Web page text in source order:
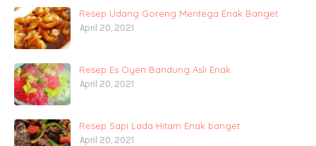
Resep Udang Goreng Mentega Enak Banget
April 20, 2021
Resep Es Oyen Bandung Asli Enak
April 20, 2021
Resep Sapi Lada Hitam Enak banget
April 20, 2021